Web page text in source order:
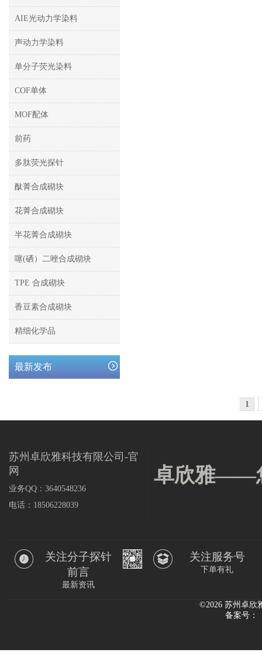
AIE光动力学染料
声动力学染料
单分子荧光染料
COF单体
MOF配体
前药
多肽荧光探针
酞菁合成砌块
花菁合成砌块
半花菁合成砌块
噻(硒）二唑合成砌块
TPE 合成砌块
香豆素合成砌块
精细化学品
最新发布
1
苏州卓欣雅科技有限公司-官
网
业务QQ：3640548236
电话：18506228039
卓欣雅——
关注分子探针
前言
最新资讯
关注服务号
下单有礼
©2026 苏州卓欣
备案号：